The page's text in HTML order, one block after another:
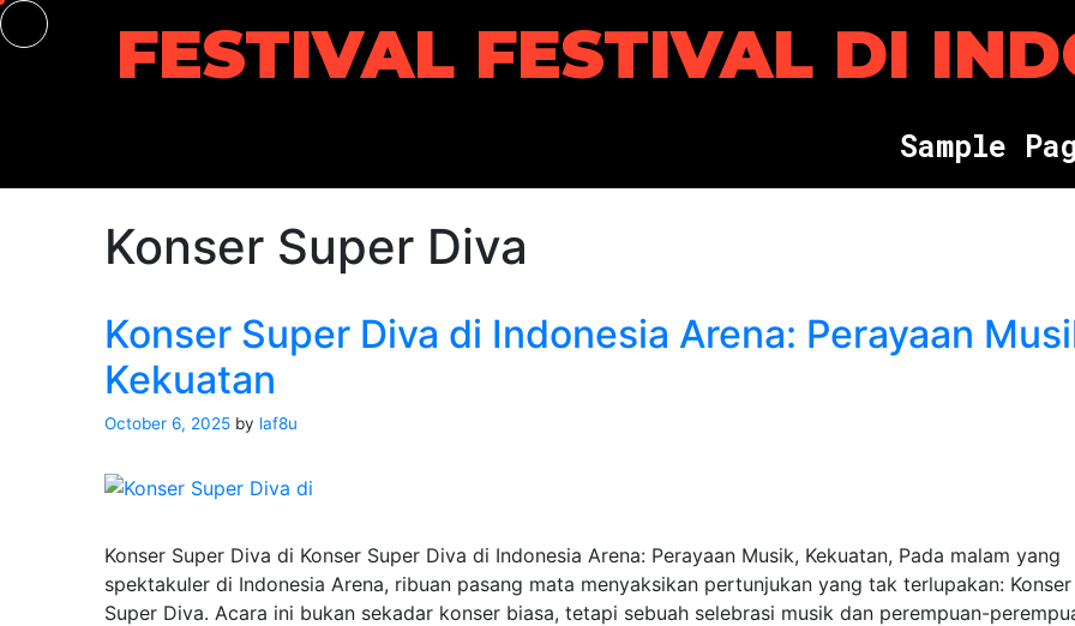
Skip
to
FESTIVAL FESTIVAL DI
Sample Pag
Konser Super Diva
Konser Super Diva di Indonesia Arena: Perayaan
Kekuatan
October 6, 2025 by laf8u
Konser Super Diva di Konser Super Diva di Indonesia Arena: Perayaan Musik, Kekuatan, Pada malam yang
spektakuler di Indonesia Arena, ribuan pasang mata menyaksikan pertunjukan yang tak terlupakan: Konser
Super Diva. Acara ini bukan sekadar konser biasa, tetapi sebuah selebrasi musik dan perempuan-